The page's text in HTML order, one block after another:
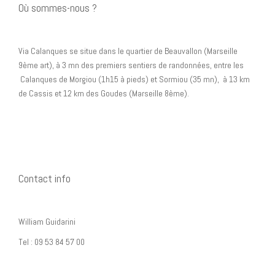
Où sommes-nous ?
Via Calanques se situe dans le quartier de Beauvallon (Marseille
9ème art), à 3 mn des premiers sentiers de randonnées, entre les
Calanques de Morgiou (1h15 à pieds) et Sormiou (35 mn), à 13 km
de Cassis et 12 km des Goudes (Marseille 8ème).
Contact info
William Guidarini
Tel : 09 53 84 57 00